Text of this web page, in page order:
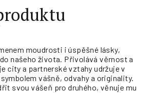
moudrosti i úspěšné lásky,
našeho života. Přivolává věrnost a
city a partnerské vztahy udržuje v
vášně, odvahy a originality.
svou vášeň pro druhého, věnuje mu